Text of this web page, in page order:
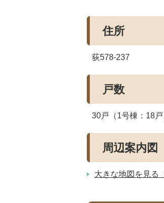
住所
荻578-237
戸数
30戸（1号棟：18戸
周辺案内図
大きな地図を見る